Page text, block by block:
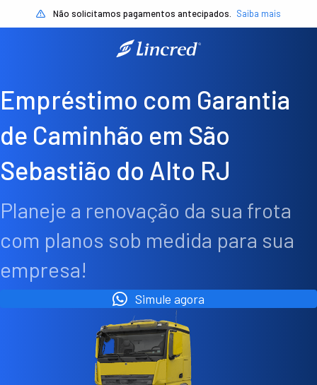
Não solicitamos pagamentos antecipados. Saiba mais
Empréstimo com Garantia
de Caminhão em São
Sebastião do Alto RJ
Planeje a renovação da sua frota
com planos sob medida para sua
empresa!
Simule agora